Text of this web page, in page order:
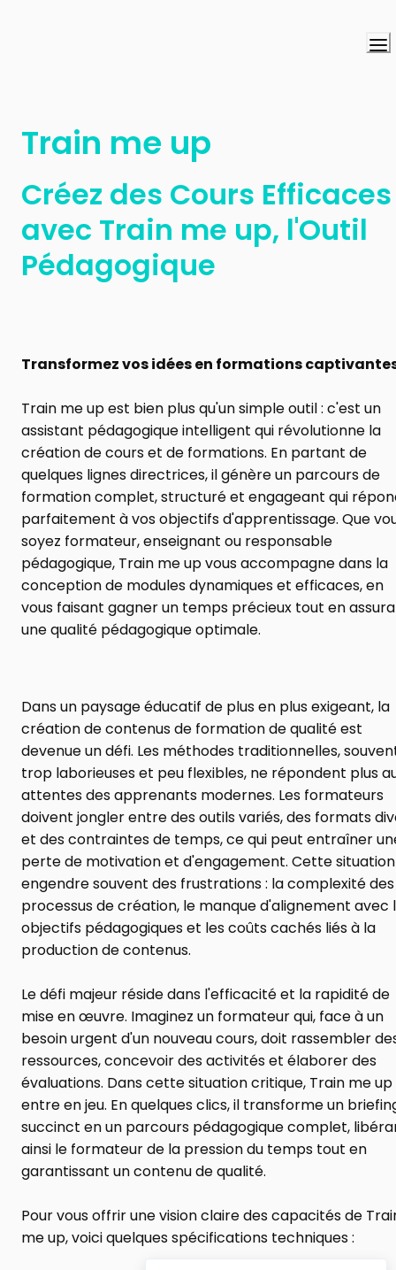
Train me up
Créez des Cours Efficaces
avec Train me up, l'Outil
Pédagogique
Transformez vos idées en formations
Train me up est bien plus qu'un simple outil : c'est un
assistant pédagogique intelligent qui révolutionne la
création de cours et de formations. En partant de
quelques lignes directrices, il génère un parcours de
formation complet, structuré et engageant qui
parfaitement à vos objectifs d'apprentissage. Que
soyez formateur, enseignant ou responsable
pédagogique, Train me up vous accompagne dans la
conception de modules dynamiques et efficaces, en
vous faisant gagner un temps précieux tout en
une qualité pédagogique optimale.
Dans un paysage éducatif de plus en plus exigeant, la
création de contenus de formation de qualité est
devenue un défi. Les méthodes traditionnelles,
trop laborieuses et peu flexibles, ne répondent plus
attentes des apprenants modernes. Les formateurs
doivent jongler entre des outils variés, des formats
et des contraintes de temps, ce qui peut entraîner
perte de motivation et d'engagement. Cette situation
engendre souvent des frustrations : la complexité des
processus de création, le manque d'alignement avec
objectifs pédagogiques et les coûts cachés liés à la
production de contenus.
Le défi majeur réside dans l'efficacité et la rapidité de
mise en œuvre. Imaginez un formateur qui, face à un
besoin urgent d'un nouveau cours, doit rassembler
ressources, concevoir des activités et élaborer des
évaluations. Dans cette situation critique, Train me up
entre en jeu. En quelques clics, il transforme un
succinct en un parcours pédagogique complet,
ainsi le formateur de la pression du temps tout en
garantissant un contenu de qualité.
Pour vous offrir une vision claire des capacités de
me up, voici quelques spécifications techniques :